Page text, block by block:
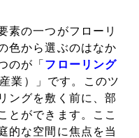
素の一つがフローリ
色から選ぶのはなか
のが「 フローリング
業） 」 です。このツ
ングを敷く前に、部
とができます。ここ
的な空間に焦点を当